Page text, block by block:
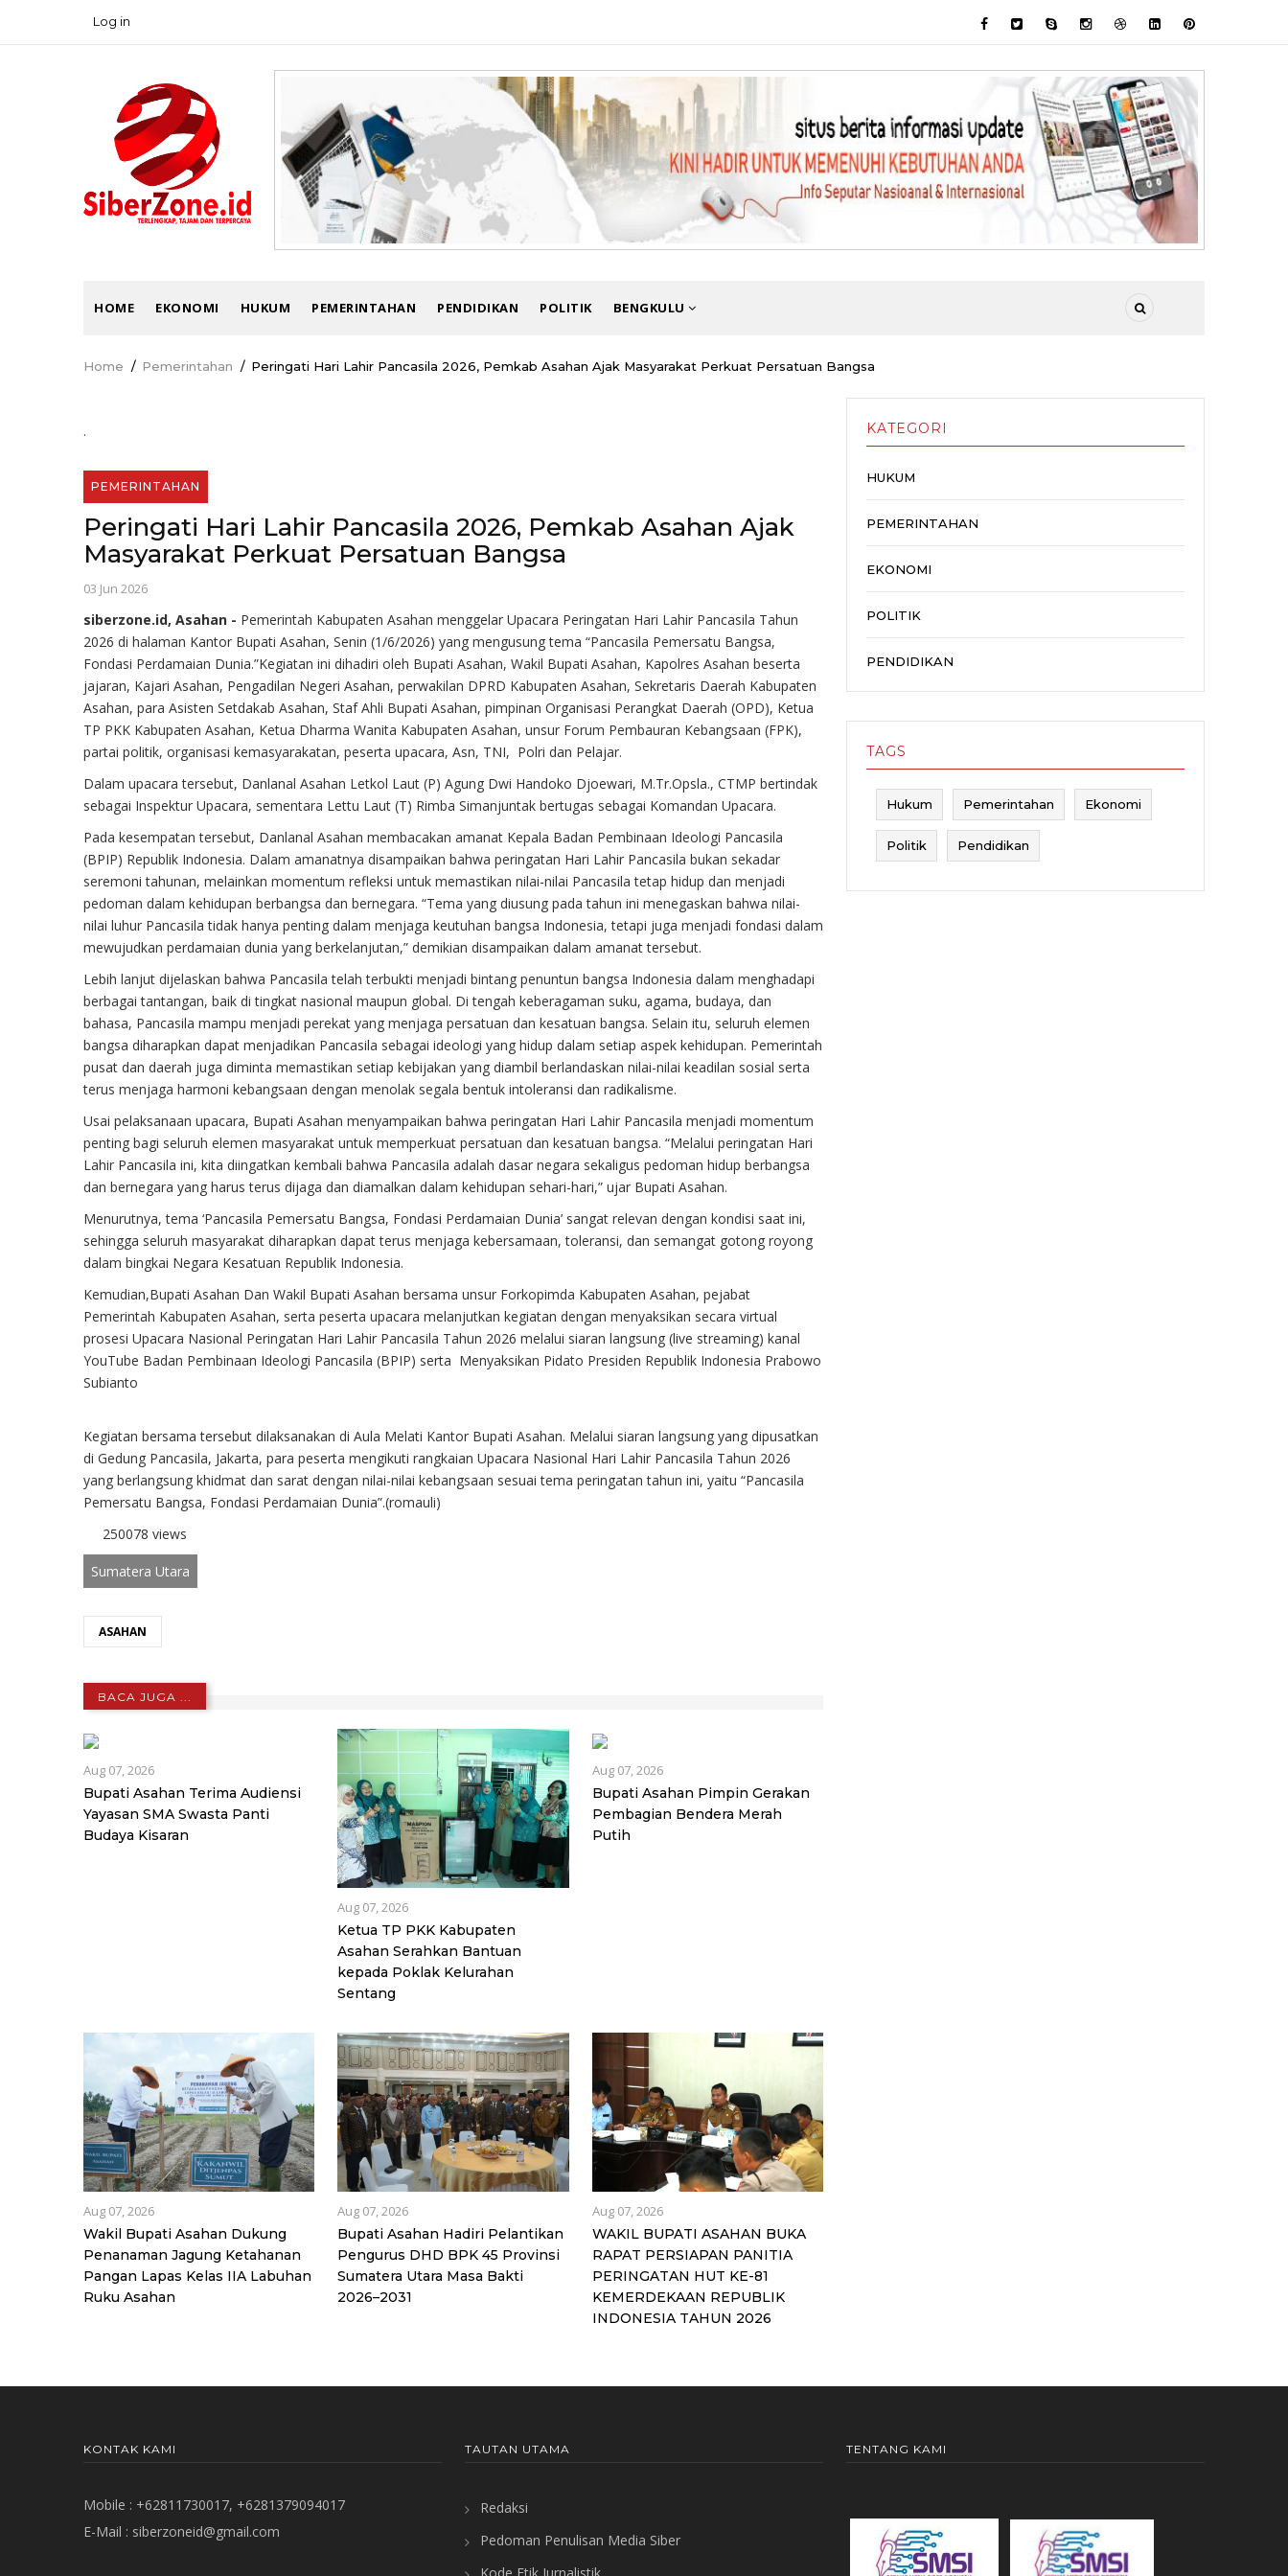
USER
ACCOUNT
Log in
MAIN
HOME EKONOMI HUKUM PEMERINTAHAN PENDIDIKAN POLITIK BENGKULU
Breadcrumb
Home / Pemerintahan / Peringati Hari Lahir Pancasila 2026, Pemkab Asahan Ajak Masyarakat Perkuat Persatuan Bangsa
.
PEMERINTAHAN
Peringati Hari Lahir Pancasila 2026, Pemkab Asahan Ajak
Masyarakat Perkuat Persatuan Bangsa
03 Jun 2026
siberzone.id, Asahan - Pemerintah Kabupaten Asahan menggelar Upacara Peringatan Hari Lahir Pancasila Tahun
2026 di halaman Kantor Bupati Asahan, Senin (1/6/2026) yang mengusung tema “Pancasila Pemersatu Bangsa,
Fondasi Perdamaian Dunia.”Kegiatan ini dihadiri oleh Bupati Asahan, Wakil Bupati Asahan, Kapolres Asahan beserta
jajaran, Kajari Asahan, Pengadilan Negeri Asahan, perwakilan DPRD Kabupaten Asahan, Sekretaris Daerah Kabupaten
Asahan, para Asisten Setdakab Asahan, Staf Ahli Bupati Asahan, pimpinan Organisasi Perangkat Daerah (OPD), Ketua
TP PKK Kabupaten Asahan, Ketua Dharma Wanita Kabupaten Asahan, unsur Forum Pembauran Kebangsaan (FPK),
partai politik, organisasi kemasyarakatan, peserta upacara, Asn, TNI, Polri dan Pelajar.
Dalam upacara tersebut, Danlanal Asahan Letkol Laut (P) Agung Dwi Handoko Djoewari, M.Tr.Opsla., CTMP bertindak
sebagai Inspektur Upacara, sementara Lettu Laut (T) Rimba Simanjuntak bertugas sebagai Komandan Upacara.
Pada kesempatan tersebut, Danlanal Asahan membacakan amanat Kepala Badan Pembinaan Ideologi Pancasila
(BPIP) Republik Indonesia. Dalam amanatnya disampaikan bahwa peringatan Hari Lahir Pancasila bukan sekadar
seremoni tahunan, melainkan momentum refleksi untuk memastikan nilai-nilai Pancasila tetap hidup dan menjadi
pedoman dalam kehidupan berbangsa dan bernegara. “Tema yang diusung pada tahun ini menegaskan bahwa nilai-
nilai luhur Pancasila tidak hanya penting dalam menjaga keutuhan bangsa Indonesia, tetapi juga menjadi fondasi dalam
mewujudkan perdamaian dunia yang berkelanjutan,” demikian disampaikan dalam amanat tersebut.
Lebih lanjut dijelaskan bahwa Pancasila telah terbukti menjadi bintang penuntun bangsa Indonesia dalam menghadapi
berbagai tantangan, baik di tingkat nasional maupun global. Di tengah keberagaman suku, agama, budaya, dan
bahasa, Pancasila mampu menjadi perekat yang menjaga persatuan dan kesatuan bangsa. Selain itu, seluruh elemen
bangsa diharapkan dapat menjadikan Pancasila sebagai ideologi yang hidup dalam setiap aspek kehidupan. Pemerintah
pusat dan daerah juga diminta memastikan setiap kebijakan yang diambil berlandaskan nilai-nilai keadilan sosial serta
terus menjaga harmoni kebangsaan dengan menolak segala bentuk intoleransi dan radikalisme.
Usai pelaksanaan upacara, Bupati Asahan menyampaikan bahwa peringatan Hari Lahir Pancasila menjadi momentum
penting bagi seluruh elemen masyarakat untuk memperkuat persatuan dan kesatuan bangsa. “Melalui peringatan Hari
Lahir Pancasila ini, kita diingatkan kembali bahwa Pancasila adalah dasar negara sekaligus pedoman hidup berbangsa
dan bernegara yang harus terus dijaga dan diamalkan dalam kehidupan sehari-hari,” ujar Bupati Asahan.
Menurutnya, tema ‘Pancasila Pemersatu Bangsa, Fondasi Perdamaian Dunia’ sangat relevan dengan kondisi saat ini,
sehingga seluruh masyarakat diharapkan dapat terus menjaga kebersamaan, toleransi, dan semangat gotong royong
dalam bingkai Negara Kesatuan Republik Indonesia.
Kemudian,Bupati Asahan Dan Wakil Bupati Asahan bersama unsur Forkopimda Kabupaten Asahan, pejabat
Pemerintah Kabupaten Asahan, serta peserta upacara melanjutkan kegiatan dengan menyaksikan secara virtual
prosesi Upacara Nasional Peringatan Hari Lahir Pancasila Tahun 2026 melalui siaran langsung (live streaming) kanal
YouTube Badan Pembinaan Ideologi Pancasila (BPIP) serta Menyaksikan Pidato Presiden Republik Indonesia Prabowo
Subianto
Kegiatan bersama tersebut dilaksanakan di Aula Melati Kantor Bupati Asahan. Melalui siaran langsung yang dipusatkan
di Gedung Pancasila, Jakarta, para peserta mengikuti rangkaian Upacara Nasional Hari Lahir Pancasila Tahun 2026
yang berlangsung khidmat dan sarat dengan nilai-nilai kebangsaan sesuai tema peringatan tahun ini, yaitu “Pancasila
Pemersatu Bangsa, Fondasi Perdamaian Dunia”.(romauli)
250078 views
Sumatera Utara
ASAHAN
BACA JUGA ...
Aug 07, 2026
Bupati Asahan Terima Audiensi
Yayasan SMA Swasta Panti
Budaya Kisaran
Aug 07, 2026
Ketua TP PKK Kabupaten
Asahan Serahkan Bantuan
kepada Poklak Kelurahan
Sentang
Aug 07, 2026
Bupati Asahan Pimpin Gerakan
Pembagian Bendera Merah
Putih
Aug 07, 2026
Wakil Bupati Asahan Dukung
Penanaman Jagung Ketahanan
Pangan Lapas Kelas IIA Labuhan
Ruku Asahan
Aug 07, 2026
Bupati Asahan Hadiri Pelantikan
Pengurus DHD BPK 45 Provinsi
Sumatera Utara Masa Bakti
2026–2031
Aug 07, 2026
WAKIL BUPATI ASAHAN BUKA
RAPAT PERSIAPAN PANITIA
PERINGATAN HUT KE-81
KEMERDEKAAN REPUBLIK
INDONESIA TAHUN 2026
KATEGORI
HUKUM
PEMERINTAHAN
EKONOMI
POLITIK
PENDIDIKAN
TAGS
Hukum Pemerintahan Ekonomi
Politik Pendidikan
KONTAK KAMI
Mobile : +62811730017, +6281379094017
E-Mail : siberzoneid@gmail.com
TAUTAN UTAMA
Redaksi
Pedoman Penulisan Media Siber
TENTANG KAMI